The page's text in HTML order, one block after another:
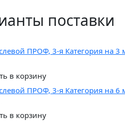
поставки
ПРОФ, 3-я Категория на 3
в корзину
ПРОФ, 3-я Категория на 6
в корзину